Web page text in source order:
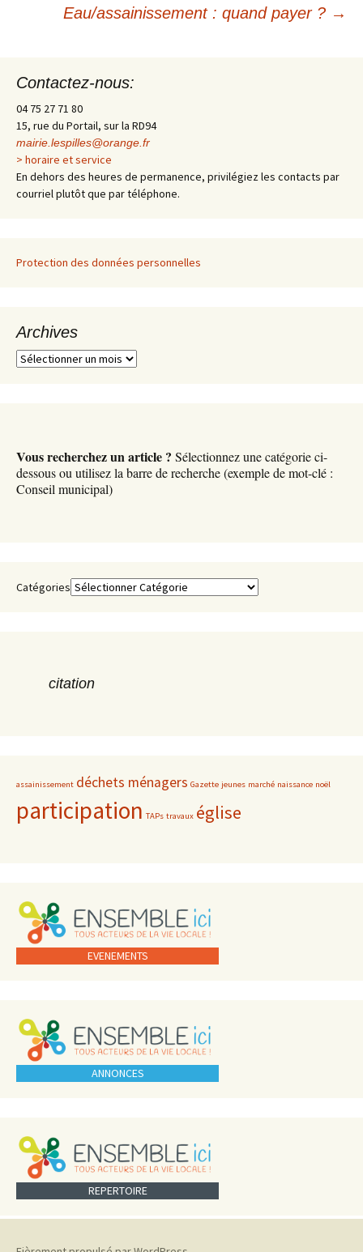
Navigation
des
articles
Eau/assainissement : quand payer ? →
Contactez-nous:
04 75 27 71 80
15, rue du Portail, sur la RD94
mairie.lespilles@orange.fr
> horaire et service
En dehors des heures de permanence, privilégiez les contacts par
courriel plutôt que par téléphone.
Protection des données personnelles
Archives
A
e
s
Vous recherchez un article ? Sélectionnez une catégorie ci-
dessous ou utilisez la barre de recherche (exemple de mot-clé :
Conseil municipal)
Catégories
citation
assainissement déchets ménagers Gazette jeunes marché naissance noël
participation TAPs travaux église
EVENEMENTS
ANNONCES
REPERTOIRE